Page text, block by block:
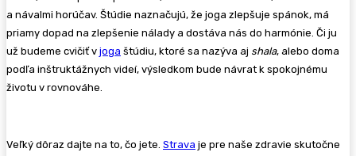
a návalmi horúčav. Štúdie naznačujú, že joga zlepšuje spánok, má
priamy dopad na zlepšenie nálady a dostáva nás do harmónie. Či ju
už budeme cvičiť v joga štúdiu, ktoré sa nazýva aj shala, alebo doma
podľa inštruktážnych videí, výsledkom bude návrat k spokojnému
životu v rovnováhe.
Veľký dôraz dajte na to, čo jete. Strava je pre naše zdravie skutočne